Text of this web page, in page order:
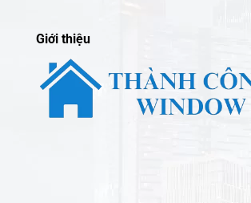
Giới thiệu